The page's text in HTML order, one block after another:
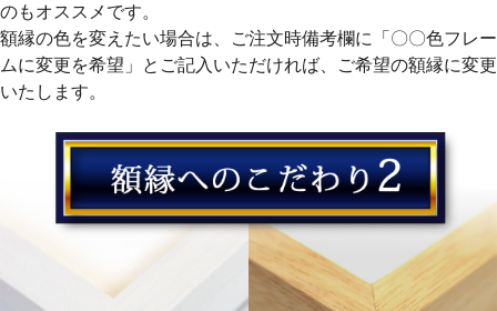
のもオススメです。
額縁の色を変えたい場合は、ご注文時備考欄に「〇〇色フレー
ムに変更を希望」とご記入いただければ、ご希望の額縁に変更
いたします。